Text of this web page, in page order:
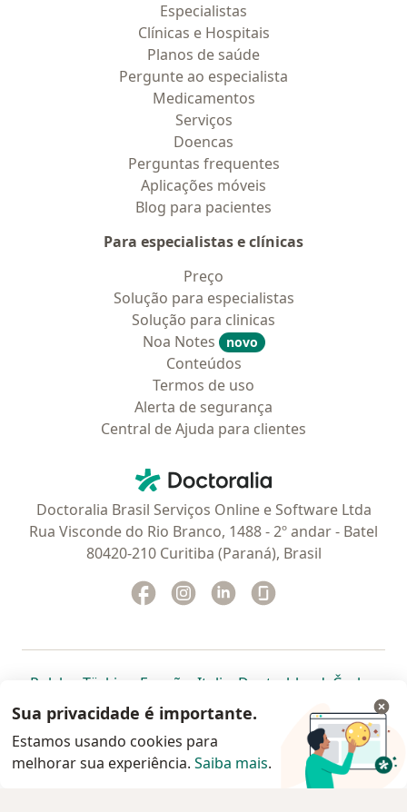
Especialistas
Clínicas e Hospitais
Planos de saúde
Pergunte ao especialista
Medicamentos
Serviços
Doencas
Perguntas frequentes
Aplicações móveis
Blog para pacientes
Para especialistas e clínicas
Preço
Solução para especialistas
Solução para clinicas
Noa Notes
novo
Conteúdos
Termos de uso
Alerta de segurança
Central de Ajuda para clientes
Doctoralia - Homepage
Doctoralia Brasil Serviços Online e Software Ltda
Rua Visconde do Rio Branco, 1488 - 2º andar - Batel
80420-210 Curitiba (Paraná), Brasil
Facebook
abre num novo separador
Instagram
abre num novo separador
Linkedin
abre num novo
Polska abre num novo separador
Türkiye abre num novo separador
España abre num novo separador
Italia abre num novo
Deutschlandabre num
Česko
Portugal abre num novo separador
, México abre num novo separador
, abre num novo separador
Brasil abre num novoabre num
abre
Colombia abre num novo
www.doctoralia.com.br © 2026 - Agende agora sua
Sua privacidade é importante.
Estamos usando cookies para
melhorar sua experiência. Saiba mais.